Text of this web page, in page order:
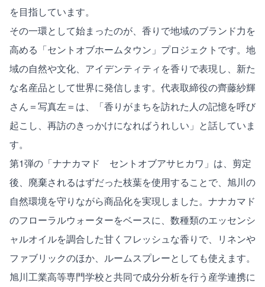
を目指しています。
その一環として始まったのが、香りで地域のブランド力を
高める「セントオブホームタウン」プロジェクトです。地
域の自然や文化、アイデンティティを香りで表現し、新た
な名産品として世界に発信します。代表取締役の齊藤紗輝
さん＝写真左＝は、「香りがまちを訪れた人の記憶を呼び
起こし、再訪のきっかけになればうれしい」と話していま
す。
第1弾の「ナナカマド セントオブアサヒカワ」は、剪定
後、廃棄されるはずだった枝葉を使用することで、旭川の
自然環境を守りながら商品化を実現しました。ナナカマド
のフローラルウォーターをベースに、数種類のエッセンシ
ャルオイルを調合した甘くフレッシュな香りで、リネンや
ファブリックのほか、ルームスプレーとしても使えます。
旭川工業高等専門学校と共同で成分分析を行う産学連携に